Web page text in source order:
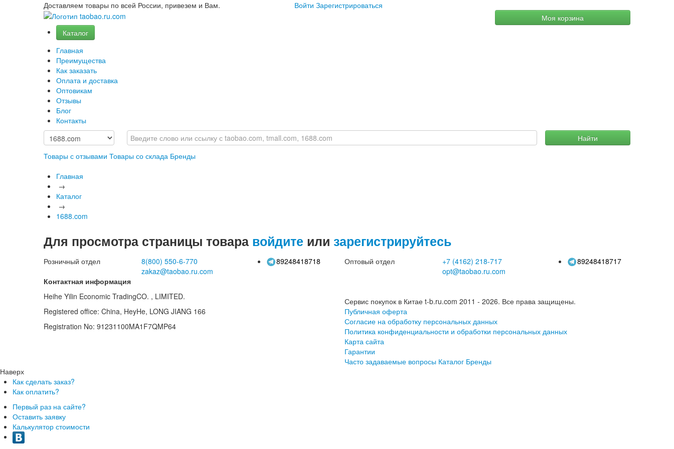
Доставляем товары по всей России, привезем и Вам. Войти Зарегистрироваться
Моя корзина
Каталог
Главная
Преимущества
Как заказать
Оплата и доставка
Оптовикам
Отзывы
Блог
Контакты
Товары с отзывами Товары со склада Бренды
Найти
Главная
→
Каталог
→
1688.com
Для просмотра страницы товара войдите или зарегистрируйтесь
Розничный отдел 8(800) 550-6-770
zakaz@taobao.ru.com
89248418718 Оптовый отдел +7 (4162) 218-717
opt@taobao.ru.com
89248418717
Контактная информация
Heihe Yilin Economic TradingCO. , LIMITED.
Registered office: China, HeyHe, LONG JIANG 166
Registration No: 91231100MA1F7QMP64
Сервис покупок в Китае t-b.ru.com 2011 - 2026. Все права защищены.
Публичная оферта
Согласие на обработку персональных данных
Политика конфиденциальности и обработки персональных данных
Карта сайта
Гарантии
Часто задаваемые вопросы Каталог Бренды
Наверх
Как сделать заказ?
Как оплатить?
Первый раз на сайте?
Оставить заявку
Калькулятор стоимости